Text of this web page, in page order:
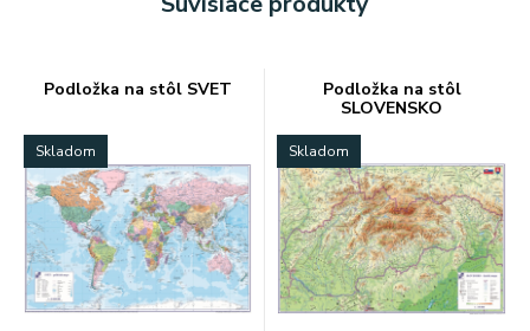
Podložka na stôl SVET
Skladom
Podložka na stôl
SLOVENSKO
Skladom